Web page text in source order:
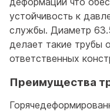
устойчивость к
службы. Диаметр
делает такие трубы
ответственных
Преимущества